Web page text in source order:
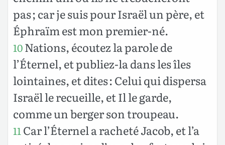
pas ; car je suis pour Israël un père, et
Éphraïm est mon premier-né.
10Nations, écoutez la parole de
l’Éternel, et publiez-la dans les îles
lointaines, et dites : Celui qui dispersa
Israël le recueille, et Il le garde,
comme un berger son troupeau.
11 Car l’Éternel a racheté Jacob, et l’a